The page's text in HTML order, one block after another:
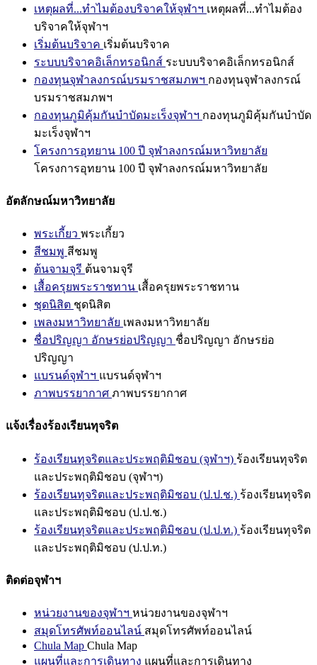
เหตุผลที่...ทำไมต้องบริจาคให้จุฬาฯ เหตุผลที่...ทำไมต้อง
บริจาคให้จุฬาฯ
เริ่มต้นบริจาค เริ่มต้นบริจาค
ระบบบริจาคอิเล็กทรอนิกส์ ระบบบริจาคอิเล็กทรอนิกส์
กองทุนจุฬาลงกรณ์บรมราชสมภพฯ กองทุนจุฬาลงกรณ์
บรมราชสมภพฯ
กองทุนภูมิคุ้มกันบำบัดมะเร็งจุฬาฯ กองทุนภูมิคุ้มกันบำบัด
มะเร็งจุฬาฯ
โครงการอุทยาน 100 ปี จุฬาลงกรณ์มหาวิทยาลัย
โครงการอุทยาน 100 ปี จุฬาลงกรณ์มหาวิทยาลัย
อัตลักษณ์มหาวิทยาลัย
พระเกี้ยว พระเกี้ยว
สีชมพู สีชมพู
ต้นจามจุรี ต้นจามจุรี
เสื้อครุยพระราชทาน เสื้อครุยพระราชทาน
ชุดนิสิต ชุดนิสิต
เพลงมหาวิทยาลัย เพลงมหาวิทยาลัย
ชื่อปริญญา อักษรย่อปริญญา ชื่อปริญญา อักษรย่อ
ปริญญา
แบรนด์จุฬาฯ แบรนด์จุฬาฯ
ภาพบรรยากาศ ภาพบรรยากาศ
แจ้งเรื่องร้องเรียนทุจริต
ร้องเรียนทุจริตและประพฤติมิชอบ (จุฬาฯ) ร้องเรียนทุจริต
และประพฤติมิชอบ (จุฬาฯ)
ร้องเรียนทุจริตและประพฤติมิชอบ (ป.ป.ช.) ร้องเรียนทุจริต
และประพฤติมิชอบ (ป.ป.ช.)
ร้องเรียนทุจริตและประพฤติมิชอบ (ป.ป.ท.) ร้องเรียนทุจริต
และประพฤติมิชอบ (ป.ป.ท.)
ติดต่อจุฬาฯ
หน่วยงานของจุฬาฯ หน่วยงานของจุฬาฯ
สมุดโทรศัพท์ออนไลน์ สมุดโทรศัพท์ออนไลน์
Chula Map Chula Map
แผนที่และการเดินทาง แผนที่และการเดินทาง